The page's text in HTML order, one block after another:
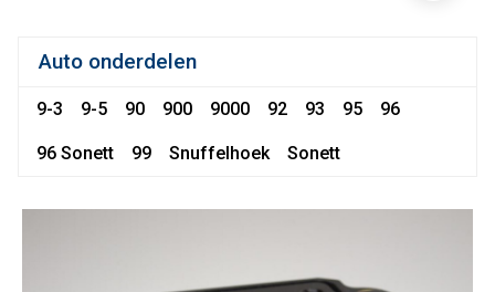
Auto onderdelen
9-3 9-5 90 900 9000 92 93 95 96
96 Sonett 99 Snuffelhoek Sonett